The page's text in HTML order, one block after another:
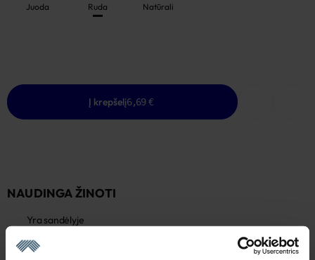
Juoda Ruda Natūrali
Į krepšelį6,69 €
NAUDINGA ŽINOTI
Yra sandėlyje
Garantija - 2 metai